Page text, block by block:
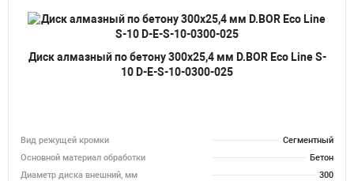
Диск алмазный по бетону 300х25,4 мм D.BOR Eco Line S-
10 D-E-S-10-0300-025
Вид режущей кромки
Сегментный
Основной материал обработки
Бетон
Диаметр диска внешний, мм
300